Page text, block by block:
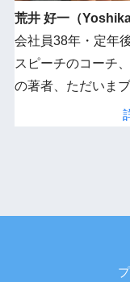
荒井 好一（
会社員38年・定年
スピーチのコーチ
の著者、ただいま